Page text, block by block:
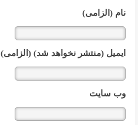
نام (الزامی)
ایمیل (منتشر نخواهد شد) (الزامی)
وب سایت